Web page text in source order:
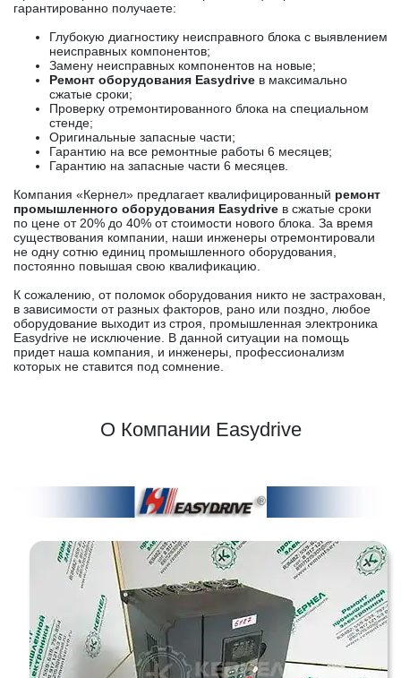
гарантированно получаете:
Глубокую диагностику неисправного блока с выявлением
неисправных компонентов;
Замену неисправных компонентов на новые;
Ремонт оборудования Easydrive в максимально
сжатые сроки;
Проверку отремонтированного блока на специальном
стенде;
Оригинальные запасные части;
Гарантию на все ремонтные работы 6 месяцев;
Гарантию на запасные части 6 месяцев.
Компания «Кернел» предлагает квалифицированный ремонт
промышленного оборудования Easydrive в сжатые сроки
по цене от 20% до 40% от стоимости нового блока. За время
существования компании, наши инженеры отремонтировали
не одну сотню единиц промышленного оборудования,
постоянно повышая свою квалификацию.
К сожалению, от поломок оборудования никто не застрахован,
в зависимости от разных факторов, рано или поздно, любое
оборудование выходит из строя, промышленная электроника
Easydrive не исключение. В данной ситуации на помощь
придет наша компания, и инженеры, профессионализм
которых не ставится под сомнение.
О Компании Easydrive